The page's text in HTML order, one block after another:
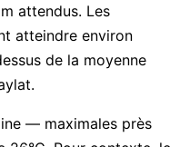
attendus. Les
atteindre environ
de la moyenne
— maximales près